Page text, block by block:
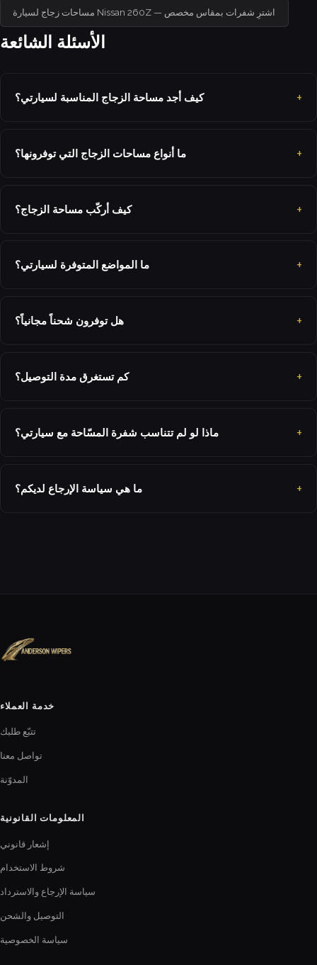
مساحات زجاج لسيارة Nissan 260Z — اشترِ شفرات بمقاس مخصص
الأسئلة الشائعة
كيف أجد مساحة الزجاج المناسبة لسيارتي؟
ما أنواع مساحات الزجاج التي توفرونها؟
كيف أركّب مساحة الزجاج؟
ما المواضع المتوفرة لسيارتي؟
هل توفرون شحناً مجانياً؟
كم تستغرق مدة التوصيل؟
ماذا لو لم تتناسب شفرة المسّاحة مع سيارتي؟
ما هي سياسة الإرجاع لديكم؟
خدمة العملاء
تتبّع طلبك
تواصل معنا
المدوّنة
المعلومات القانونية
إشعار قانوني
شروط الاستخدام
سياسة الإرجاع والاسترداد
التوصيل والشحن
سياسة الخصوصية